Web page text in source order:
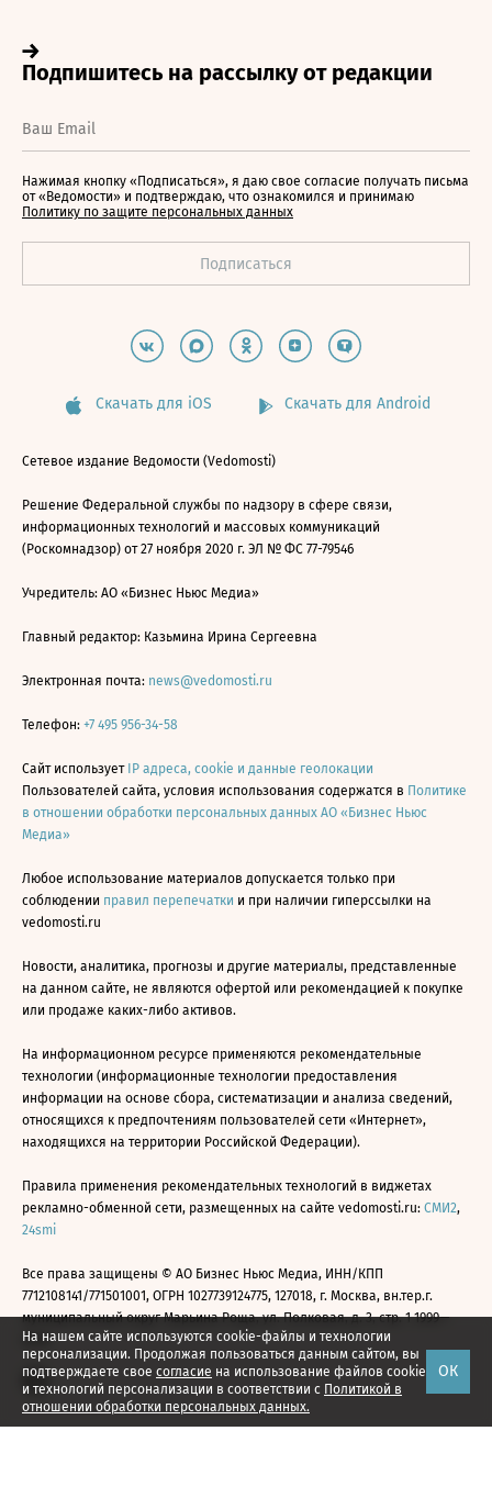
На нашем сайте используются cookie-файлы и технологии
персонализации. Продолжая пользоваться данным сайтом, вы
подтверждаете свое согласие на использование файлов cookie
и технологий персонализации в соответствии с Политикой в
отношении обработки персональных данных.
ОК
Нажимая кнопку «Подписаться», я даю свое согласие получать письма
от «Ведомости» и подтверждаю, что ознакомился и принимаю
Политику по защите персональных данных
Скачать для iOS Скачать для Android
Сетевое издание Ведомости (Vedomosti)
Решение Федеральной службы по надзору в сфере связи,
информационных технологий и массовых коммуникаций
(Роскомнадзор) от 27 ноября 2020 г. ЭЛ № ФС 77-79546
Учредитель: АО «Бизнес Ньюс Медиа»
Главный редактор: Казьмина Ирина Сергеевна
Электронная почта: news@vedomosti.ru
Телефон: +7 495 956-34-58
Сайт использует IP адреса, cookie и данные геолокации
Пользователей сайта, условия использования содержатся в Политике
в отношении обработки персональных данных АО «Бизнес Ньюс
Медиа»
Любое использование материалов допускается только при
соблюдении правил перепечатки и при наличии гиперссылки на
vedomosti.ru
Новости, аналитика, прогнозы и другие материалы, представленные
на данном сайте, не являются офертой или рекомендацией к покупке
или продаже каких-либо активов.
На информационном ресурсе применяются рекомендательные
технологии (информационные технологии предоставления
информации на основе сбора, систематизации и анализа сведений,
относящихся к предпочтениям пользователей сети «Интернет»,
находящихся на территории Российской Федерации).
Правила применения рекомендательных технологий в виджетах
рекламно-обменной сети, размещенных на сайте vedomosti.ru: СМИ2,
24smi
Все права защищены © АО Бизнес Ньюс Медиа, ИНН/КПП
7712108141/771501001, ОГРН 1027739124775, 127018, г. Москва, вн.тер.г.
муниципальный округ Марьина Роща, ул. Полковая, д. 3, стр. 1 1999—
2026